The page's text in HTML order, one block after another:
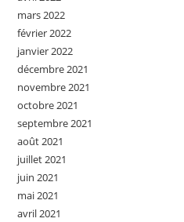
mars 2022
février 2022
janvier 2022
décembre 2021
novembre 2021
octobre 2021
septembre 2021
août 2021
juillet 2021
juin 2021
mai 2021
avril 2021